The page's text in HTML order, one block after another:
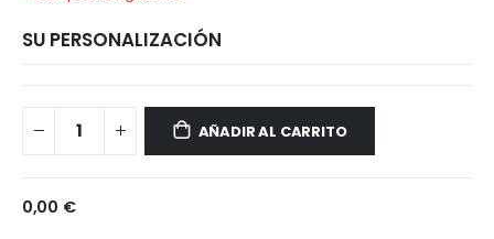
SU PERSONALIZACIÓN
AÑADIR AL CARRITO
0,00 €